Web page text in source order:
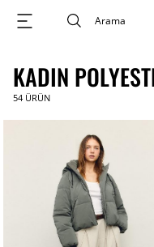
KADIN
54 ÜRÜN